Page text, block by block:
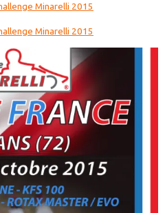
Minarelli 2015
Minarelli 2015